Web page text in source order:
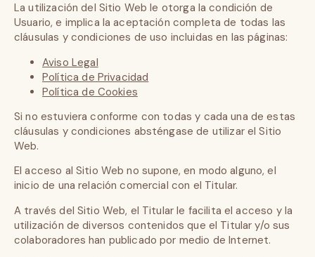
La utilización del Sitio Web le otorga la condición de
Usuario, e implica la aceptación completa de todas las
cláusulas y condiciones de uso incluidas en las páginas:
Aviso Legal
Política de Privacidad
Política de Cookies
Si no estuviera conforme con todas y cada una de estas
cláusulas y condiciones absténgase de utilizar el Sitio
Web.
El acceso al Sitio Web no supone, en modo alguno, el
inicio de una relación comercial con el Titular.
A través del Sitio Web, el Titular le facilita el acceso y la
utilización de diversos contenidos que el Titular y/o sus
colaboradores han publicado por medio de Internet.